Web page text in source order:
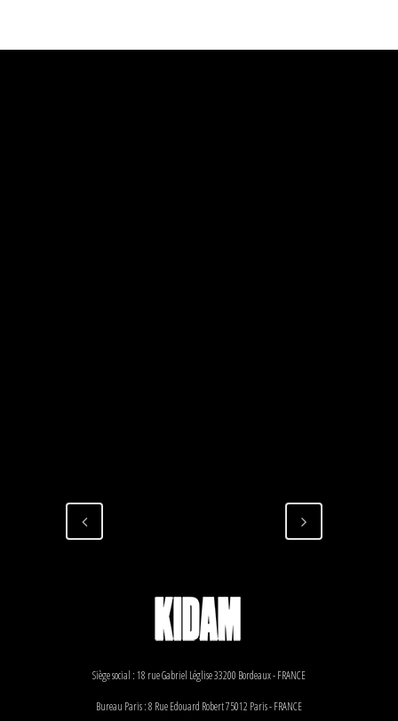
Siège social : 18 rue Gabriel Léglise 33200 Bordeaux - FRANCE
Bureau Paris : 8 Rue Edouard Robert 75012 Paris - FRANCE